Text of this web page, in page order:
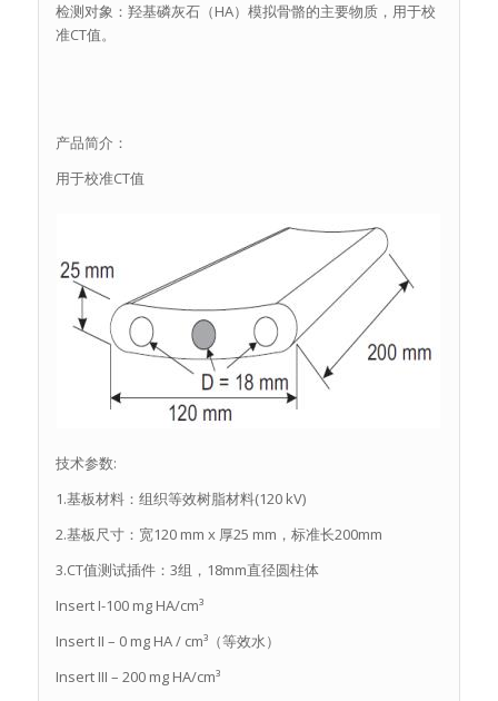
检测对象：羟基磷灰石（HA）模拟骨骼的主要物质，用于校
准CT值。
产品简介：
用于校准CT值
技术参数:
1.基板材料：组织等效树脂材料(120 kV)
2.基板尺寸：宽120 mm x 厚25 mm，标准长200mm
3.CT值测试插件：3组，18mm直径圆柱体
Insert I-100 mg HA/cm³
Insert II – 0 mg HA / cm³（等效水）
Insert III – 200 mg HA/cm³